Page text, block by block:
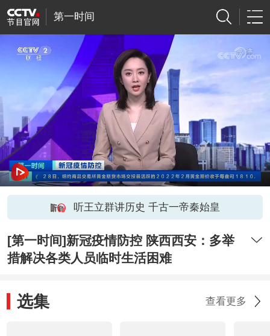
第一时间
听王立群讲历史 千古一帝秦始皇
[第一时间]新冠疫情防控 陕西西安：多举
措解决各类人员临时生活困难
选集 查看更多